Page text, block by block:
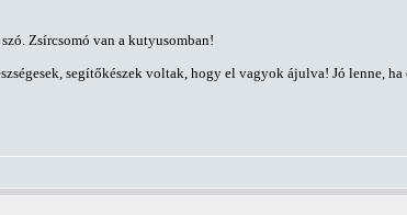
Zsírcsomó van a kutyusomban!
segítőkészek voltak, hogy el vagyok ájulva! Jó lenne,